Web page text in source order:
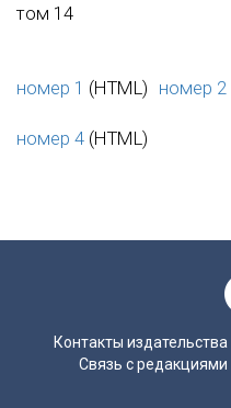
том 14
номер 1 (HTML) номер 2
номер 4 (HTML)
Контакты издательства
Связь с редакциями